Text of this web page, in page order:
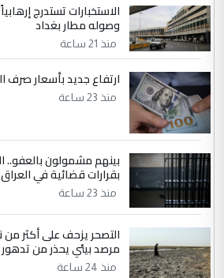
الاستخبارات تستدرج
وصوله مطار بغداد
منذ 21 ساعة
ارتفاع جديد بأسعار صرف
منذ 23 ساعة
بقرارات قضائية في العراق
منذ 23 ساعة
التصحر يزحف على أكثر
مرصد بيئي يحذر من
منذ 24 ساعة